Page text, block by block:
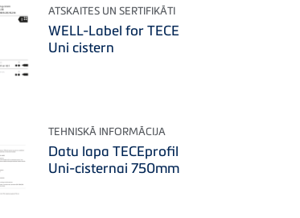
ATSKAITES UN SERTIFIKĀTI
WELL-Label for TECE
Uni cistern
TEHNISKĀ INFORMĀCIJA
Datu lapa TECEprofil
Uni-cisternai 750mm